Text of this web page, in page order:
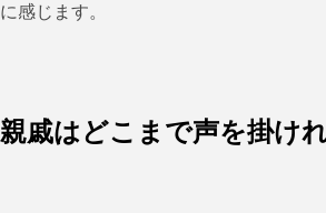
に感じます。
親戚はどこまで声を掛け